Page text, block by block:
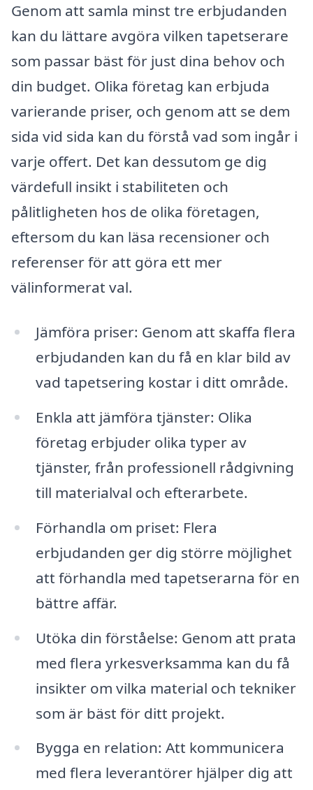
Genom att samla minst tre erbjudanden
kan du lättare avgöra vilken tapetserare
som passar bäst för just dina behov och
din budget. Olika företag kan erbjuda
varierande priser, och genom att se dem
sida vid sida kan du förstå vad som ingår i
varje offert. Det kan dessutom ge dig
värdefull insikt i stabiliteten och
pålitligheten hos de olika företagen,
eftersom du kan läsa recensioner och
referenser för att göra ett mer
välinformerat val.
Jämföra priser: Genom att skaffa flera
erbjudanden kan du få en klar bild av
vad tapetsering kostar i ditt område.
Enkla att jämföra tjänster: Olika
företag erbjuder olika typer av
tjänster, från professionell rådgivning
till materialval och efterarbete.
Förhandla om priset: Flera
erbjudanden ger dig större möjlighet
att förhandla med tapetserarna för en
bättre affär.
Utöka din förståelse: Genom att prata
med flera yrkesverksamma kan du få
insikter om vilka material och tekniker
som är bäst för ditt projekt.
Bygga en relation: Att kommunicera
med flera leverantörer hjälper dig att